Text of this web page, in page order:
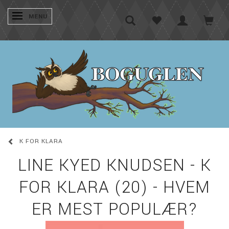
SKIFTE NAVIGATION
MENU
K FOR KLARA
LINE KYED KNUDSEN - K
FOR KLARA (20) - HVEM
ER MEST POPULÆR?